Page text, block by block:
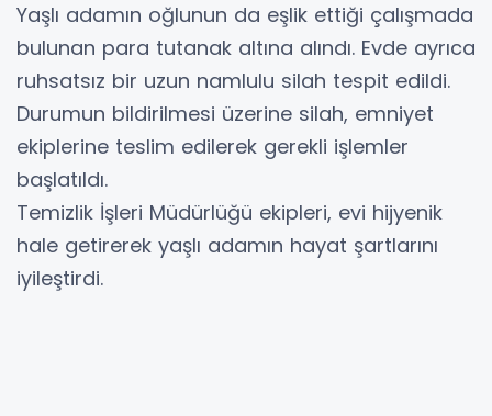
Yaşlı adamın oğlunun da eşlik ettiği çalışmada
bulunan para tutanak altına alındı. Evde ayrıca
ruhsatsız bir uzun namlulu silah tespit edildi.
Durumun bildirilmesi üzerine silah, emniyet
ekiplerine teslim edilerek gerekli işlemler
başlatıldı.
Temizlik İşleri Müdürlüğü ekipleri, evi hijyenik
hale getirerek yaşlı adamın hayat şartlarını
iyileştirdi.